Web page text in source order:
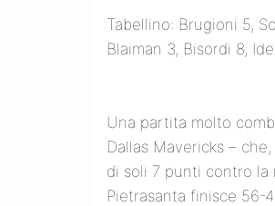
Tabellino: Brugioni 5,
Blaiman 3, Bisordi 8,
Una partita molto
Dallas Mavericks –
di soli 7 punti contro la
Pietrasanta finisce 56-